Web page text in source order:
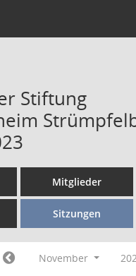
Stiftung
Mitglieder
Sitzungen
November